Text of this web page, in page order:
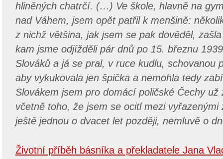
hliněných chatrčí. (…) Ve škole, hlavně na
nad Váhem, jsem opět patřil k menšině:
z nichž většina, jak jsem se pak dověděl,
kam jsme odjížděli pár dnů po 15. březnu
Slováků a já se pral, v ruce kudlu, schovanou
aby vykukovala jen špička a nemohla tedy
Slovákem jsem pro domácí poličské Čechy už
včetně toho, že jsem se ocitl mezi vyřazenými
ještě jednou o dvacet let později, nemluvě o
Životní příběh básníka a překladatele Jana